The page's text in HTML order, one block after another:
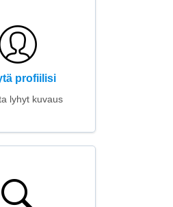
profiilisi
lyhyt kuvaus